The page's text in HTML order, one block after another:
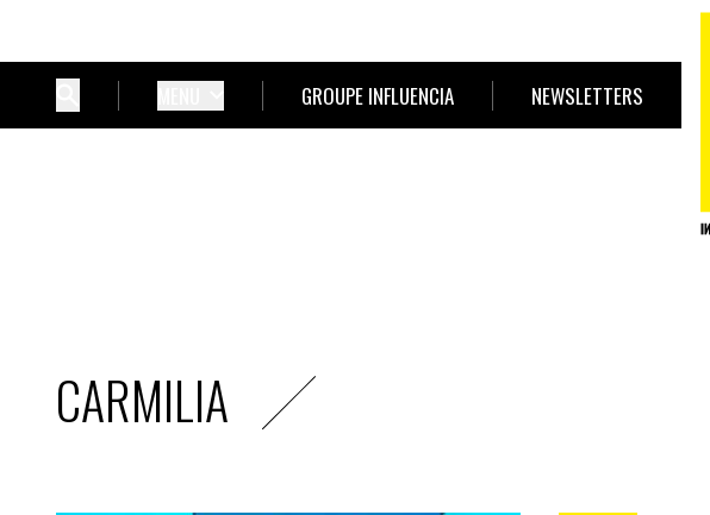
GROUPE INFLUENCIA NEWSLETTERS
CARMILIA